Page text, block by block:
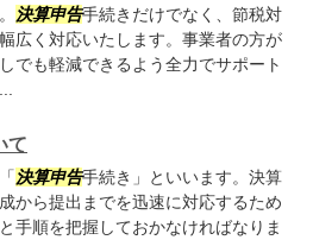
決算申告手続きだけでなく、節税対
広く対応いたします。事業者の方が
でも軽減できるよう全力でサポート
て
決算申告手続き」といいます。決算
から提出までを迅速に対応するため
手順を把握しておかなければなりま